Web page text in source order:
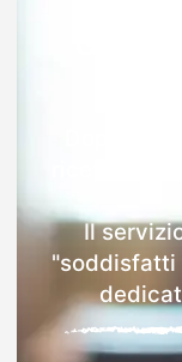
Il
"soddisfatti